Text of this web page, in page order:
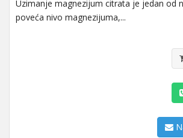
Uzimanje magnezijum citrata je jedan od
poveća nivo magnezijuma,...